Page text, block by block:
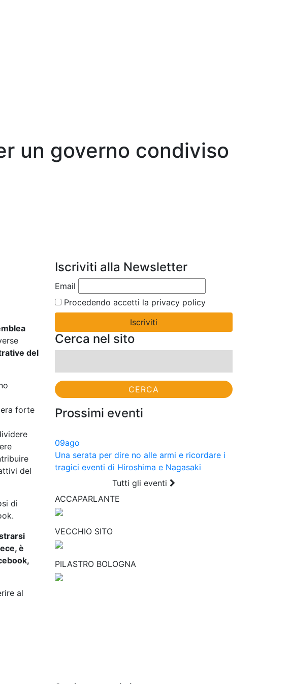
un governo condiviso
del
forte
del
di
è
al
Iscriviti alla Newsletter
Email
Procedendo accetti la privacy policy
Cerca nel sito
Prossimi eventi
09ago
Una serata per dire no alle armi e ricordare i
tragici eventi di Hiroshima e Nagasaki
Tutti gli eventi
ACCAPARLANTE
VECCHIO SITO
PILASTRO BOLOGNA